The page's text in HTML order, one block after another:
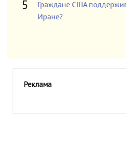
Граждане США
Иране?
Реклама